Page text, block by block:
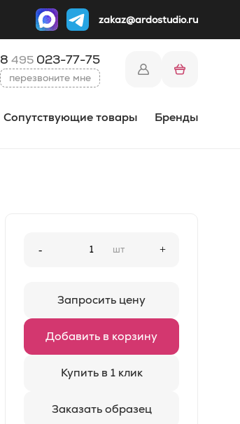
zakaz@ardostudio.ru
8 495 023-77-75
перезвоните мне
Сопутствующие товары Бренды
- шт +
Запросить цену
Добавить в корзину
Купить в 1 клик
Заказать образец